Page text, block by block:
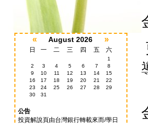
« August 2026 »
日 一 二 三 四 五 六
1
2
3 4 5 6 7
8
9
10 11 12 13 14
15
16
17 18 19 20 21
22
23
24 25 26 27 28
29
30
31
公告
投資解說頁由台灣銀行轉載來而/學日